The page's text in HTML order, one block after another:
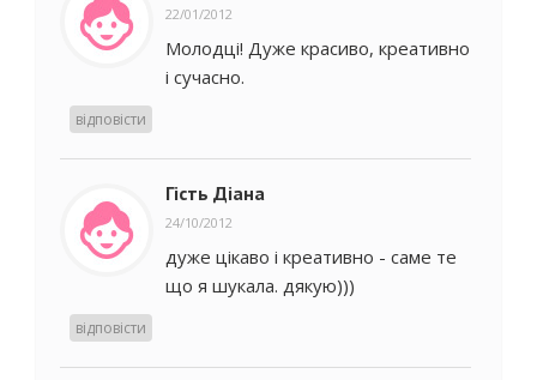
22/01/2012
Молодці! Дуже красиво, креативно
і сучасно.
відповісти
Гість Діана
24/10/2012
дуже цікаво і креативно - саме те
що я шукала. дякую)))
відповісти